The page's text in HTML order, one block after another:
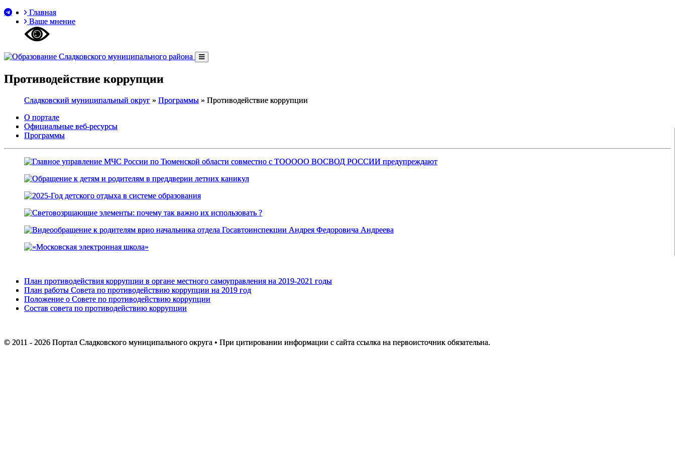
Главная
Ваше мнение
Противодействие коррупции
Сладковский муниципальный округ » Программы » Противодействие коррупции
О портале
Официальные веб-ресурсы
Программы
План противодействия коррупции в органе местного самоуправления на 2019-2021 годы
План работы Совета по противодействию коррупции на 2019 год
Положение о Совете по противодействию коррупции
Состав совета по противодействию коррупции
© 2011 - 2026 Портал Сладковского муниципального округа • При цитировании информации с сайта ссылка на первоисточник обязательна.